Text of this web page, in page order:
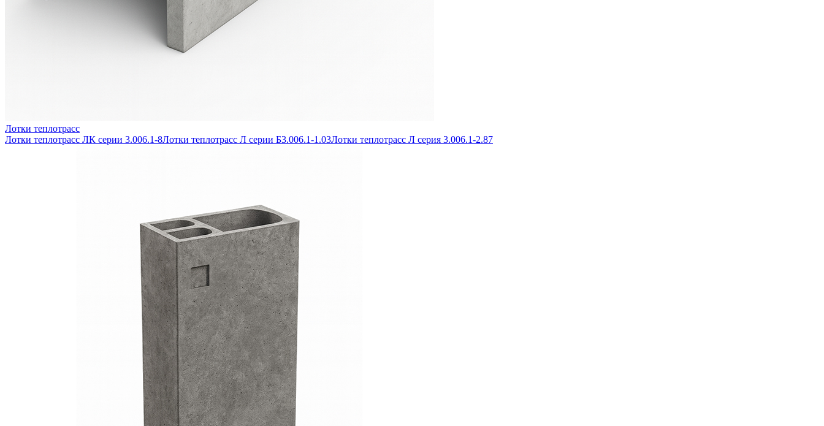
Лотки теплотрасс
Лотки теплотрасс ЛК серии 3.006.1-8Лотки теплотрасс Л серии Б3.006.1-1.03Лотки теплотрасс Л серия 3.006.1-2.87